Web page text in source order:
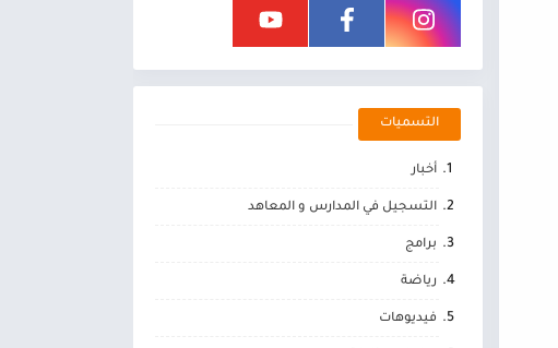
التسميات
أخبار
التسجيل في المدارس و المعاهد
برامج
رياضة
فيديوهات